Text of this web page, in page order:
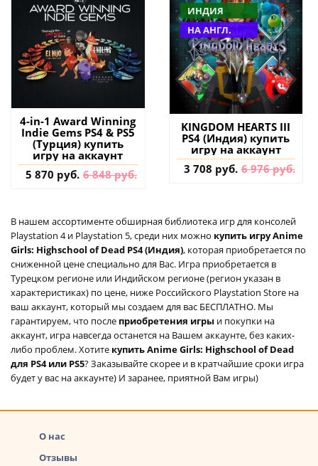
4-in-1 Award Winning
Indie Gems PS4 & PS5
(Турция) купить
игру на аккаунт
5 870 руб. 6 848 руб.
ИНДИЯ
НА АНГЛ.
KINGDOM HEARTS III
PS4 (Индия) купить
игру на аккаунт
3 708 руб. 6 976 руб.
В нашем ассортименте обширная библиотека игр для консолей
Playstation 4 и Playstation 5, среди них можно купить игру Anime
Girls: Highschool of Dead PS4 (Индия), которая приобретается по
сниженной цене специально для Вас. Игра приобретается в
Турецком регионе или Индийском регионе (регион указан в
характеристиках) по цене, ниже Российского Playstation Store на
ваш аккаунт, который мы создаем для вас БЕСПЛАТНО. Мы
гарантируем, что после приобретения игры и покупки на
аккаунт, игра навсегда останется на Вашем аккаунте, без каких-
либо проблем. Хотите купить Anime Girls: Highschool of Dead
для PS4 или PS5? Заказывайте скорее и в кратчайшие сроки игра
будет у вас на аккаунте) И заранее, приятной Вам игры)
О нас
Отзывы